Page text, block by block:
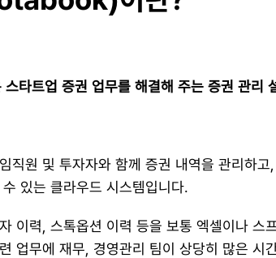
타트업 증권 업무를 해결해 주는 증권 관리
직원 및 투자자와 함께 증권 내역을 관리하
있는 클라우드 시스템입니다.
이력, 스톡옵션 이력 등을 보통 엑셀이나 스
업무에 재무, 경영관리 팀이 상당히 많은 시